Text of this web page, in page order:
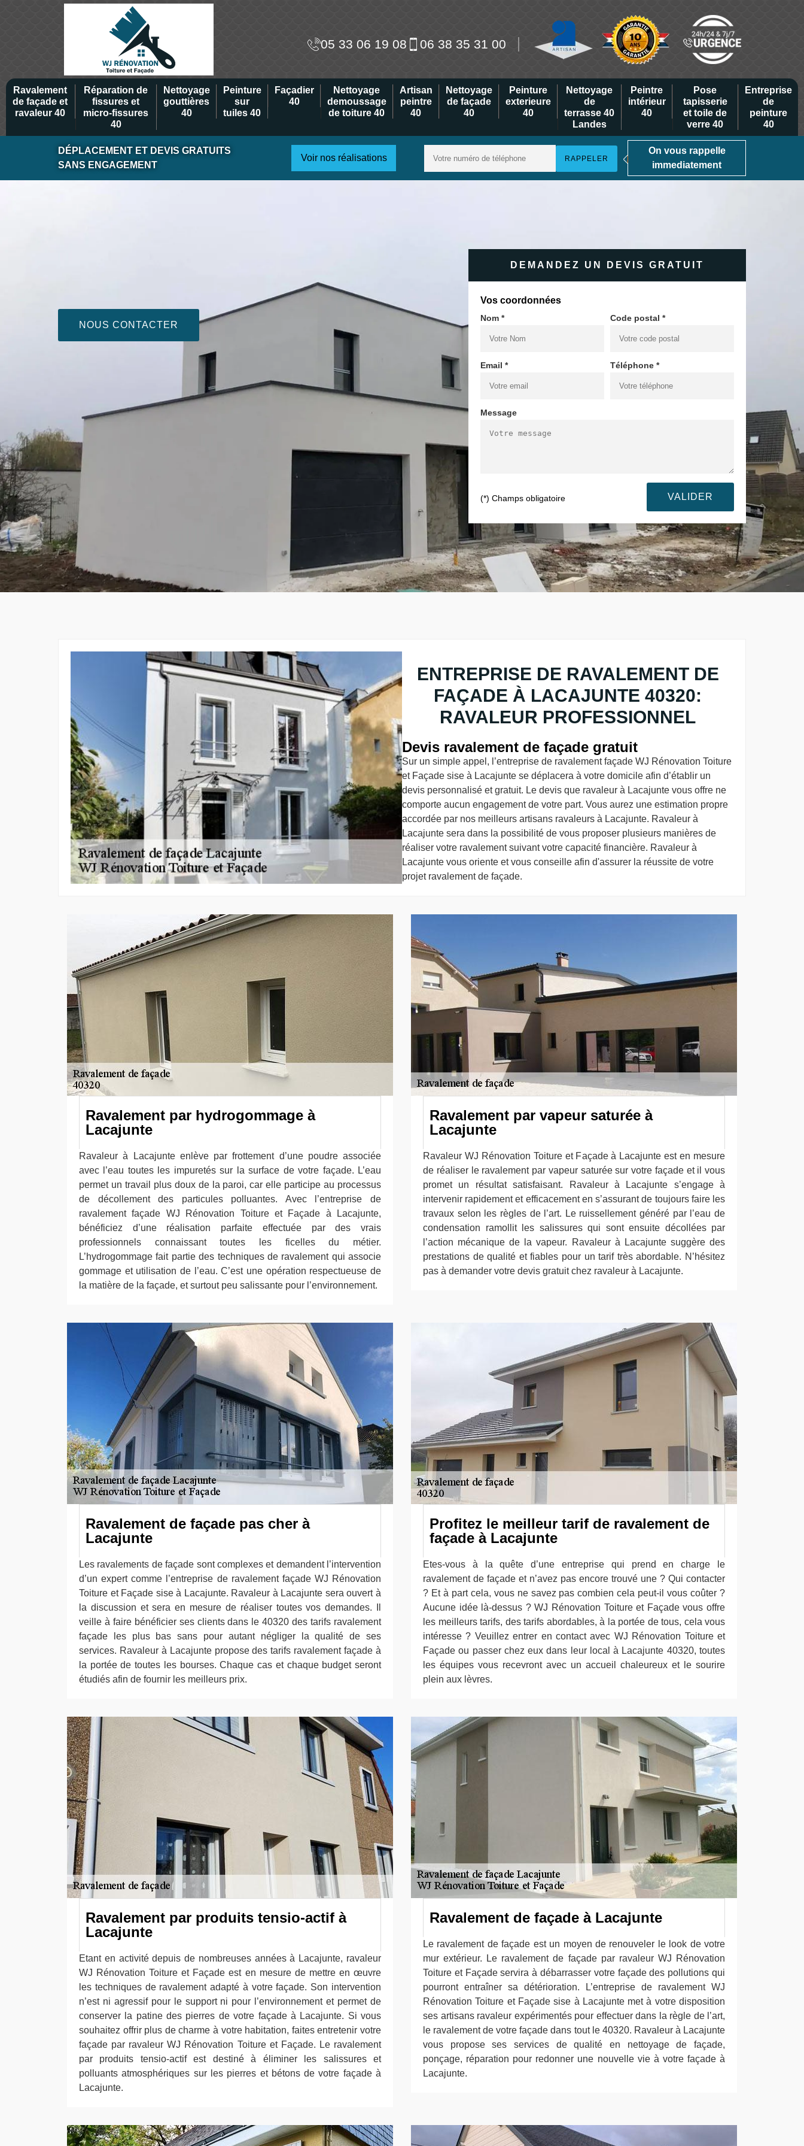
05 33 06 19 08 06 38 35 31 00
Ravalement
de façade et
ravaleur 40
Réparation de
fissures et
micro-fissures
40
Nettoyage
gouttières
40
Peinture
sur
tuiles 40
Façadier
40
Nettoyage
demoussage
de toiture 40
Artisan
peintre
40
Nettoyage
de façade
40
Peinture
exterieure
40
Nettoyage
de
terrasse 40
Landes
Peintre
intérieur
40
Pose
tapisserie
et toile de
verre 40
Entreprise
de
peinture
40
DÉPLACEMENT ET DEVIS GRATUITS
SANS ENGAGEMENT
Voir nos réalisations
On vous rappelle
immediatement
NOUS CONTACTER
DEMANDEZ UN DEVIS GRATUIT
Vos coordonnées
Nom * Code postal *
Email * Téléphone *
Message
(*) Champs obligatoire
ENTREPRISE DE RAVALEMENT DE
FAÇADE À LACAJUNTE 40320:
RAVALEUR PROFESSIONNEL
Devis ravalement de façade gratuit
Sur un simple appel, l’entreprise de ravalement façade WJ Rénovation Toiture
et Façade sise à Lacajunte se déplacera à votre domicile afin d’établir un
devis personnalisé et gratuit. Le devis que ravaleur à Lacajunte vous offre ne
comporte aucun engagement de votre part. Vous aurez une estimation propre
accordée par nos meilleurs artisans ravaleurs à Lacajunte. Ravaleur à
Lacajunte sera dans la possibilité de vous proposer plusieurs manières de
réaliser votre ravalement suivant votre capacité financière. Ravaleur à
Lacajunte vous oriente et vous conseille afin d'assurer la réussite de votre
projet ravalement de façade.
Ravalement par hydrogommage à
Lacajunte
Ravaleur à Lacajunte enlève par frottement d’une poudre associée
avec l’eau toutes les impuretés sur la surface de votre façade. L’eau
permet un travail plus doux de la paroi, car elle participe au processus
de décollement des particules polluantes. Avec l’entreprise de
ravalement façade WJ Rénovation Toiture et Façade à Lacajunte,
bénéficiez d’une réalisation parfaite effectuée par des vrais
professionnels connaissant toutes les ficelles du métier.
L’hydrogommage fait partie des techniques de ravalement qui associe
gommage et utilisation de l’eau. C’est une opération respectueuse de
la matière de la façade, et surtout peu salissante pour l’environnement.
Ravalement par vapeur saturée à
Lacajunte
Ravaleur WJ Rénovation Toiture et Façade à Lacajunte est en mesure
de réaliser le ravalement par vapeur saturée sur votre façade et il vous
promet un résultat satisfaisant. Ravaleur à Lacajunte s’engage à
intervenir rapidement et efficacement en s’assurant de toujours faire les
travaux selon les règles de l’art. Le ruissellement généré par l’eau de
condensation ramollit les salissures qui sont ensuite décollées par
l’action mécanique de la vapeur. Ravaleur à Lacajunte suggère des
prestations de qualité et fiables pour un tarif très abordable. N’hésitez
pas à demander votre devis gratuit chez ravaleur à Lacajunte.
Ravalement de façade pas cher à
Lacajunte
Les ravalements de façade sont complexes et demandent l’intervention
d’un expert comme l’entreprise de ravalement façade WJ Rénovation
Toiture et Façade sise à Lacajunte. Ravaleur à Lacajunte sera ouvert à
la discussion et sera en mesure de réaliser toutes vos demandes. Il
veille à faire bénéficier ses clients dans le 40320 des tarifs ravalement
façade les plus bas sans pour autant négliger la qualité de ses
services. Ravaleur à Lacajunte propose des tarifs ravalement façade à
la portée de toutes les bourses. Chaque cas et chaque budget seront
étudiés afin de fournir les meilleurs prix.
Profitez le meilleur tarif de ravalement de
façade à Lacajunte
Etes-vous à la quête d’une entreprise qui prend en charge le
ravalement de façade et n’avez pas encore trouvé une ? Qui contacter
? Et à part cela, vous ne savez pas combien cela peut-il vous coûter ?
Aucune idée là-dessus ? WJ Rénovation Toiture et Façade vous offre
les meilleurs tarifs, des tarifs abordables, à la portée de tous, cela vous
intéresse ? Veuillez entrer en contact avec WJ Rénovation Toiture et
Façade ou passer chez eux dans leur local à Lacajunte 40320, toutes
les équipes vous recevront avec un accueil chaleureux et le sourire
plein aux lèvres.
Ravalement par produits tensio-actif à
Lacajunte
Etant en activité depuis de nombreuses années à Lacajunte, ravaleur
WJ Rénovation Toiture et Façade est en mesure de mettre en œuvre
les techniques de ravalement adapté à votre façade. Son intervention
n’est ni agressif pour le support ni pour l’environnement et permet de
conserver la patine des pierres de votre façade à Lacajunte. Si vous
souhaitez offrir plus de charme à votre habitation, faites entretenir votre
façade par ravaleur WJ Rénovation Toiture et Façade. Le ravalement
par produits tensio-actif est destiné à éliminer les salissures et
polluants atmosphériques sur les pierres et bétons de votre façade à
Lacajunte.
Ravalement de façade à Lacajunte
Le ravalement de façade est un moyen de renouveler le look de votre
mur extérieur. Le ravalement de façade par ravaleur WJ Rénovation
Toiture et Façade servira à débarrasser votre façade des pollutions qui
pourront entraîner sa détérioration. L’entreprise de ravalement WJ
Rénovation Toiture et Façade sise à Lacajunte met à votre disposition
ses artisans ravaleur expérimentés pour effectuer dans la règle de l’art,
le ravalement de votre façade dans tout le 40320. Ravaleur à Lacajunte
vous propose ses services de qualité en nettoyage de façade,
ponçage, réparation pour redonner une nouvelle vie à votre façade à
Lacajunte.